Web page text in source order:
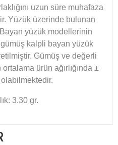
uzun süre muhafaza
Yüzük üzerinde bulunan
yüzük modellerinin
kalpli bayan yüzük
Gümüş ve değerli
ürün ağırlığında ±
3.30 gr.